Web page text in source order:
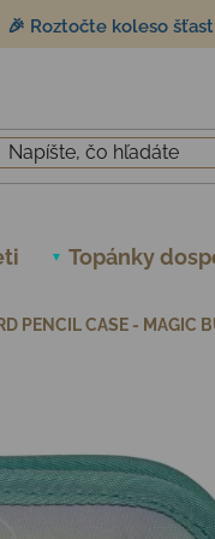
🎉 Roztočte koleso
Topánky
PENCIL CASE - MAGIC